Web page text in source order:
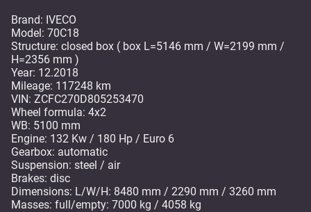
Brand: IVECO
Model: 70C18
Structure: closed box ( box L=5146 mm / W=2199 mm /
H=2356 mm )
Year: 12.2018
Mileage: 117248 km
VIN: ZCFC270D805253470
Wheel formula: 4x2
WB: 5100 mm
Engine: 132 Kw / 180 Hp / Euro 6
Gearbox: automatic
Suspension: steel / air
Brakes: disc
Dimensions: L/W/H: 8480 mm / 2290 mm / 3260 mm
Masses: full/empty: 7000 kg / 4058 kg